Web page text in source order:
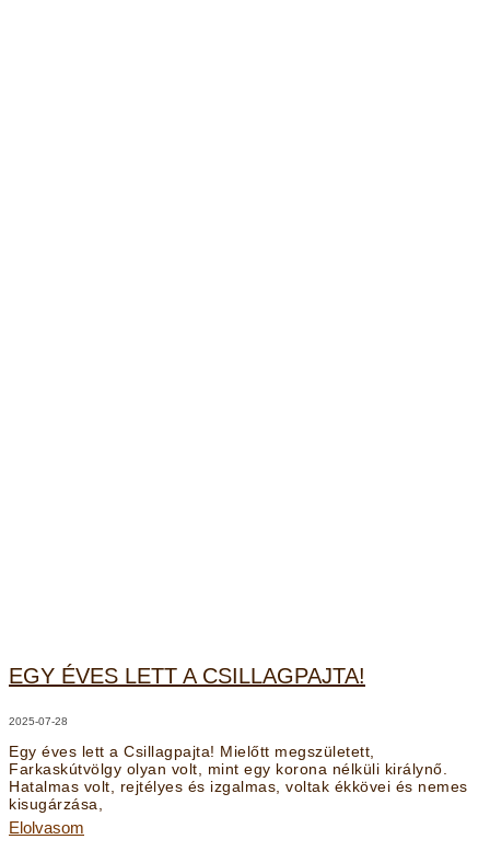
EGY ÉVES LETT A CSILLAGPAJTA!
2025-07-28
Egy éves lett a Csillagpajta! Mielőtt megszületett,
Farkaskútvölgy olyan volt, mint egy korona nélküli királynő.
Hatalmas volt, rejtélyes és izgalmas, voltak ékkövei és nemes
kisugárzása,
Elolvasom